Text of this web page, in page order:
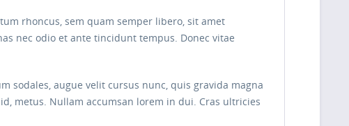
rhoncus, sem quam semper libero, sit amet
nec odio et ante tincidunt tempus. Donec vitae
sodales, augue velit cursus nunc, quis gravida magna
metus. Nullam accumsan lorem in dui. Cras ultricies